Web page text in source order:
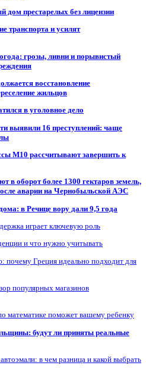
дом престарелых без лицензии
транспорта и усилят
грозы, ливни и порывистый
восстановление
жильцов
в уголовное дело
выявили 16 преступлений: чаще
М10 рассчитывают завершить к
в оборот более 1300 гектаров земель,
аварии на Чернобыльской АЭС
в Речице вору дали 9,5 года
играет ключевую роль
и что нужно учитывать
почему Греция идеально подходит для
популярных магазинов
математике поможет вашему ребенку
будут ли приняты реальные
в чем разница и какой выбрать